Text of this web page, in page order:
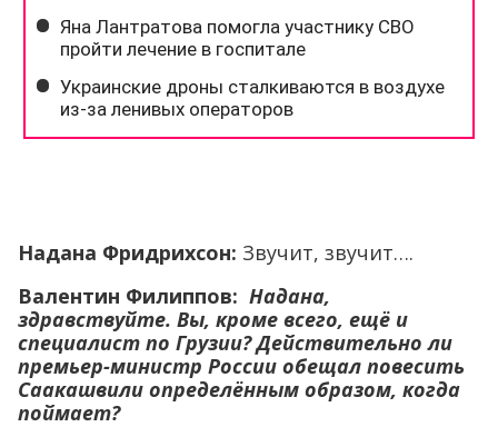
Надана Фридрихсон: Звучит, звучит….
Валентин Филиппов: Надана,
здравствуйте. Вы, кроме всего, ещё и
специалист по Грузии? Действительно ли
премьер-министр России обещал повесить
Саакашвили определённым образом, когда
поймает?